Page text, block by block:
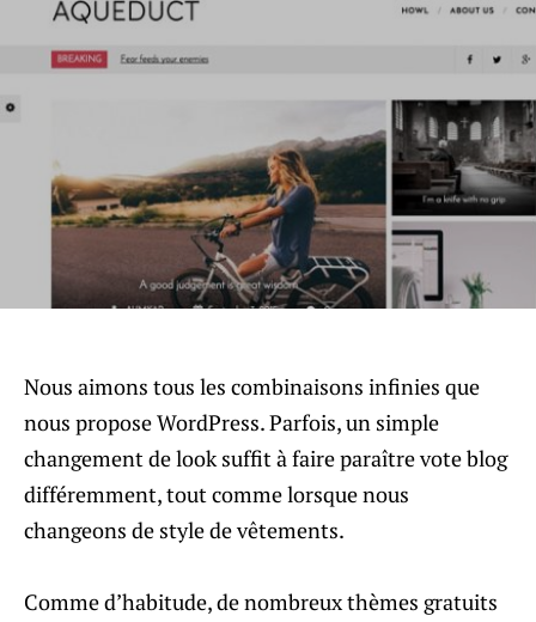
Nous aimons tous les combinaisons infinies que
nous propose WordPress. Parfois, un simple
changement de look suffit à faire paraître vote blog
différemment, tout comme lorsque nous
changeons de style de vêtements.
Comme d’habitude, de nombreux thèmes gratuits